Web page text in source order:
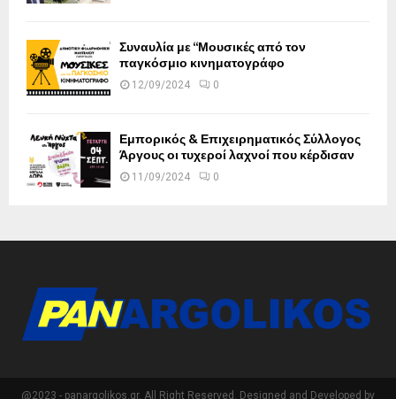
Συναυλία με “Μουσικές από τον
παγκόσμιο κινηματογράφο
12/09/2024 0
Εμπορικός & Επιχειρηματικός Σύλλογος
Άργους οι τυχεροί λαχνοί που κέρδισαν
11/09/2024 0
@2023 - panargolikos.gr. All Right Reserved. Designed and Developed by